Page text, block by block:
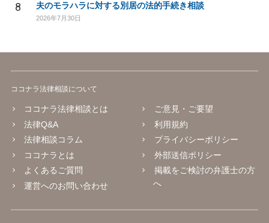
8 夫のモラハラに対する別居の法的手続き相談
2026年7月30日
ココナラ法律相談について
ココナラ法律相談とは
法律Q&A
法律相談コラム
ココナラとは
よくあるご質問
運営へのお問い合わせ
ご意見・ご要望
利用規約
プライバシーポリシー
外部送信ポリシー
掲載をご検討の弁護士の方
へ